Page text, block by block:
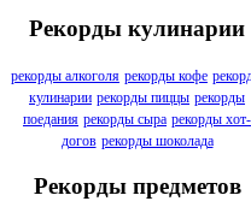
Рекорды кулинарии
рекорды алкоголя рекорды кофе
кулинарии рекорды пиццы рекорды
поедания рекорды сыра рекорды хот-
догов рекорды шоколада
Рекорды предметов